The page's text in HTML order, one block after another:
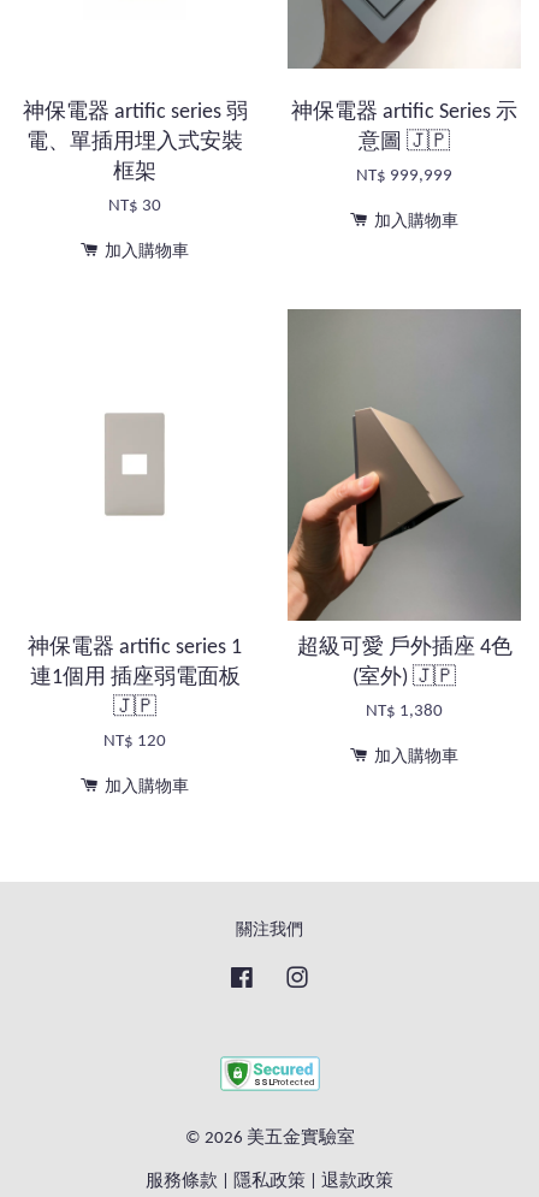
神保電器 artific series 弱
電、單插用埋入式安裝
框架
NT$ 30
加入購物車
神保電器 artific Series 示
意圖 🇯🇵
NT$ 999,999
加入購物車
神保電器 artific series 1
連1個用 插座弱電面板
🇯🇵
NT$ 120
加入購物車
超級可愛 戶外插座 4色
(室外) 🇯🇵
NT$ 1,380
加入購物車
關注我們
Facebook
© 2026 美五金實驗室
服務條款 隱私政策 退款政策